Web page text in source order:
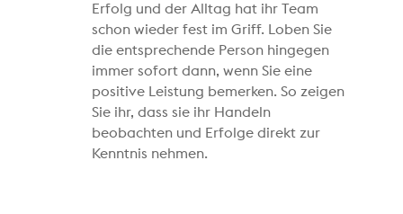
Erfolg und der Alltag hat ihr Team
schon wieder fest im Griff. Loben Sie
die entsprechende Person hingegen
immer sofort dann, wenn Sie eine
positive Leistung bemerken. So zeigen
Sie ihr, dass sie ihr Handeln
beobachten und Erfolge direkt zur
Kenntnis nehmen.